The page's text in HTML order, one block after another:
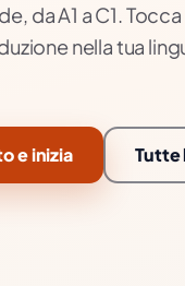
da A1 a C1.
nella tua
e inizia Tutte